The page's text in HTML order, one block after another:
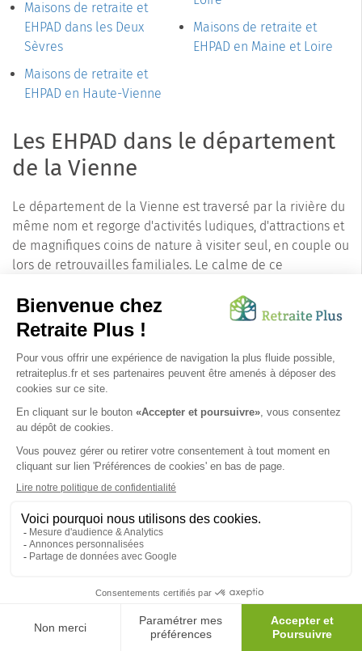
Maisons de retraite et
EHPAD dans les Deux
Sèvres
Maisons de retraite et
EHPAD en Haute-Vienne
Maisons de retraite et
EHPAD en Maine et Loire
Les EHPAD dans le département
de la Vienne
Le département de la Vienne est traversé par la rivière du
même nom et regorge d'activités ludiques, d'attractions et
de magnifiques coins de nature à visiter seul, en couple ou
lors de retrouvailles familiales. Le calme de ce
nombreuses occasions de sorties diurnes et nocturnes
qu'il permet. Les seniors des maisons de retraite du
choix, verdoyant mais aussi central et proche des grands
axes et principaux centres d'intérêt. Selon un degré
des résidences seniors conçues pour accueillir des
bien des maisons de retraite médicalisées ou EHPAD
pour les gestes du quotidien. Les pensionnaires des EHPAD
de la Vienne bénéficient de nombreuses activités de plein
air ou au sein de la maison de retraite et d'un suivi
personnalisé.
Les résidences autonomie dans
le département de la Vienne